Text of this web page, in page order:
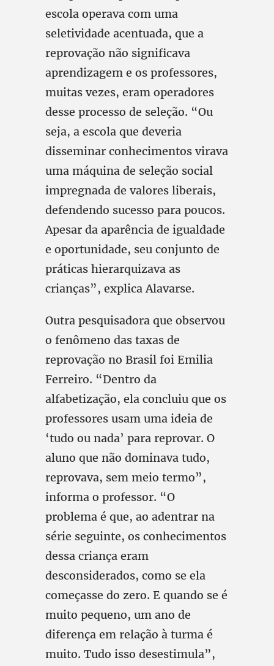
escola operava com uma
seletividade acentuada, que a
reprovação não significava
aprendizagem e os professores,
muitas vezes, eram operadores
desse processo de seleção. “Ou
seja, a escola que deveria
disseminar conhecimentos virava
uma máquina de seleção social
impregnada de valores liberais,
defendendo sucesso para poucos.
Apesar da aparência de igualdade
e oportunidade, seu conjunto de
práticas hierarquizava as
crianças”, explica Alavarse.
Outra pesquisadora que observou
o fenômeno das taxas de
reprovação no Brasil foi Emilia
Ferreiro. “Dentro da
alfabetização, ela concluiu que os
professores usam uma ideia de
‘tudo ou nada’ para reprovar. O
aluno que não dominava tudo,
reprovava, sem meio termo”,
informa o professor. “O
problema é que, ao adentrar na
série seguinte, os conhecimentos
dessa criança eram
desconsiderados, como se ela
começasse do zero. E quando se é
muito pequeno, um ano de
diferença em relação à turma é
muito. Tudo isso desestimula”,